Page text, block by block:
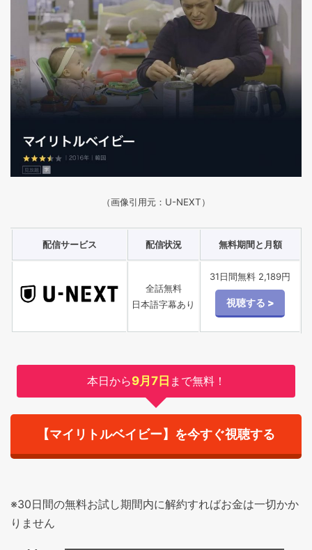
（画像引用元：U-NEXT）
配信サービス 配信状況 無料期間と月額
全話無料
日本語字幕あり
31日間無料 2,189円
本日から9月7日 まで無料！
【マイリトルベイビー】を今すぐ視聴する
※30日間の無料お試し期間内に解約すればお金は一切かか
りません